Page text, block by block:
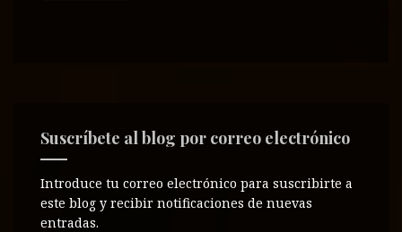
Suscríbete al blog por correo electrónico
Introduce tu correo electrónico para suscribirte a
este blog y recibir notificaciones de nuevas
entradas.